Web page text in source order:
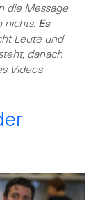
die Message
nichts. Es
Leute und
danach
Videos